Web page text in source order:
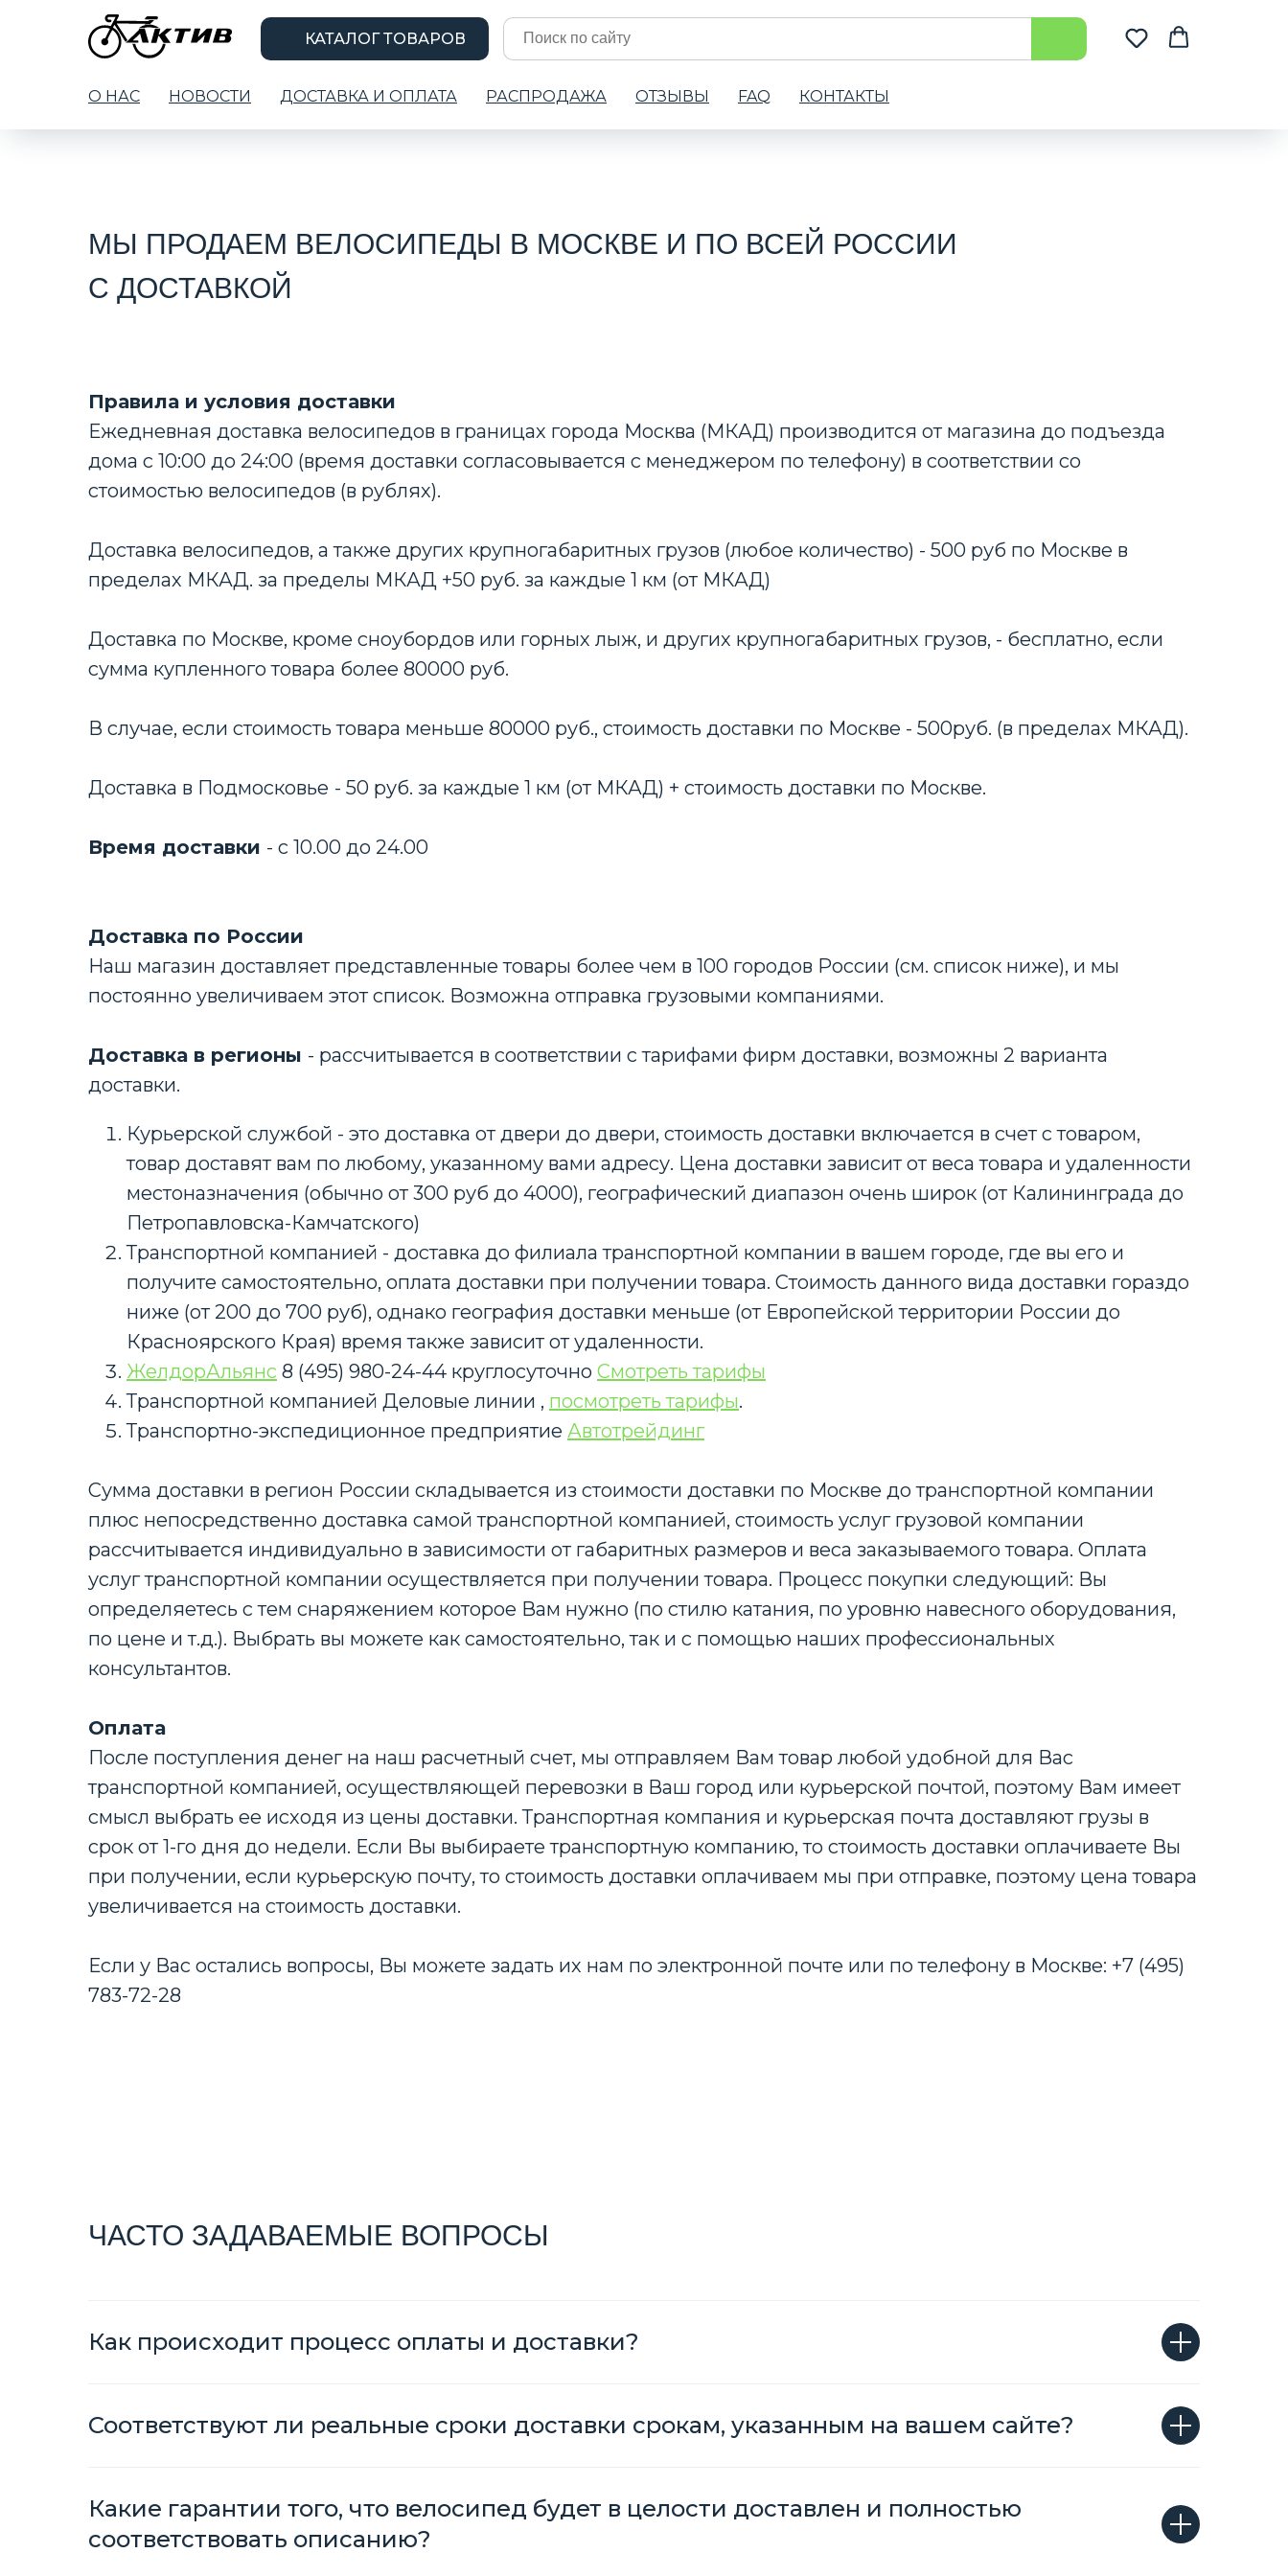
КАТАЛОГ ТОВАРОВ
О НАС НОВОСТИ ДОСТАВКА И ОПЛАТА РАСПРОДАЖА ОТЗЫВЫ FAQ КОНТАКТЫ
МЫ ПРОДАЕМ ВЕЛОСИПЕДЫ В МОСКВЕ И ПО ВСЕЙ РОССИИ
С ДОСТАВКОЙ
Правила и условия доставки
Ежедневная доставка велосипедов в границах города Москва (МКАД) производится от магазина до подъезда
дома с 10:00 до 24:00 (время доставки согласовывается с менеджером по телефону) в соответствии со
стоимостью велосипедов (в рублях).
Доставка велосипедов, а также других крупногабаритных грузов (любое количество) - 500 руб по Москве в
пределах МКАД. за пределы МКАД +50 руб. за каждые 1 км (от МКАД)
Доставка по Москве, кроме сноубордов или горных лыж, и других крупногабаритных грузов, - бесплатно, если
сумма купленного товара более 80000 руб.
В случае, если стоимость товара меньше 80000 руб., стоимость доставки по Москве - 500руб. (в пределах МКАД).
Доставка в Подмосковье - 50 руб. за каждые 1 км (от МКАД) + стоимость доставки по Москве.
Время доставки - с 10.00 до 24.00
Доставка по России
Наш магазин доставляет представленные товары более чем в 100 городов России (см. список ниже), и мы
постоянно увеличиваем этот список. Возможна отправка грузовыми компаниями.
Доставка в регионы - рассчитывается в соответствии с тарифами фирм доставки, возможны 2 варианта
доставки.
Курьерской службой - это доставка от двери до двери, стоимость доставки включается в счет с товаром,
товар доставят вам по любому, указанному вами адресу. Цена доставки зависит от веса товара и удаленности
местоназначения (обычно от 300 руб до 4000), географический диапазон очень широк (от Калининграда до
Петропавловска-Камчатского)
Транспортной компанией - доставка до филиала транспортной компании в вашем городе, где вы его и
получите самостоятельно, оплата доставки при получении товара. Стоимость данного вида доставки гораздо
ниже (от 200 до 700 руб), однако география доставки меньше (от Европейской территории России до
Красноярского Края) время также зависит от удаленности.
ЖелдорАльянс 8 (495) 980-24-44 круглосуточно Смотреть тарифы
Транспортной компанией Деловые линии , посмотреть тарифы.
Транспортно-экспедиционное предприятие Автотрейдинг
Сумма доставки в регион России складывается из стоимости доставки по Москве до транспортной компании
плюс непосредственно доставка самой транспортной компанией, стоимость услуг грузовой компании
рассчитывается индивидуально в зависимости от габаритных размеров и веса заказываемого товара. Оплата
услуг транспортной компании осуществляется при получении товара. Процесс покупки следующий: Вы
определяетесь с тем снаряжением которое Вам нужно (по стилю катания, по уровню навесного оборудования,
по цене и т.д.). Выбрать вы можете как самостоятельно, так и с помощью наших профессиональных
консультантов.
Оплата
После поступления денег на наш расчетный счет, мы отправляем Вам товар любой удобной для Вас
транспортной компанией, осуществляющей перевозки в Ваш город или курьерской почтой, поэтому Вам имеет
смысл выбрать ее исходя из цены доставки. Транспортная компания и курьерская почта доставляют грузы в
срок от 1-го дня до недели. Если Вы выбираете транспортную компанию, то стоимость доставки оплачиваете Вы
при получении, если курьерскую почту, то стоимость доставки оплачиваем мы при отправке, поэтому цена товара
увеличивается на стоимость доставки.
Если у Вас остались вопросы, Вы можете задать их нам по электронной почте или по телефону в Москве: +7 (495)
783-72-28
ЧАСТО ЗАДАВАЕМЫЕ ВОПРОСЫ
Как происходит процесс оплаты и доставки?
Соответствуют ли реальные сроки доставки срокам, указанным на вашем сайте?
Какие гарантии того, что велосипед будет в целости доставлен и полностью
соответствовать описанию?